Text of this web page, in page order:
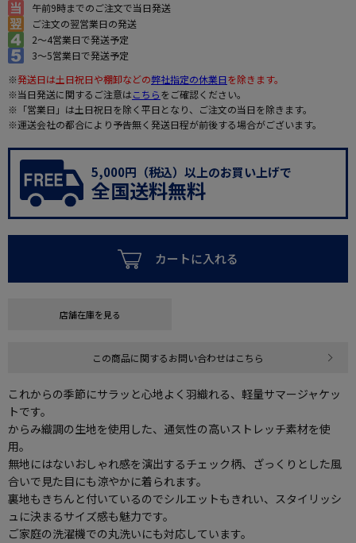
午前9時までのご注文で当日発送
ご注文の翌営業日の発送
2～4営業日で発送予定
3～5営業日で発送予定
※発送日は土日祝日や棚卸などの弊社指定の休業日を除きます。
※当日発送に関するご注意はこちらをご確認ください。
※「営業日」は土日祝日を除く平日となり、ご注文の当日を除きます。
※運送会社の都合により予告無く発送日程が前後する場合がございます。
5,000円（税込）以上のお買い上げで
全国送料無料
カートに入れる
店舗在庫を見る
この商品に関するお問い合わせはこちら
これからの季節にサラッと心地よく羽織れる、軽量サマージャケッ
トです。
からみ織調の生地を使用した、通気性の高いストレッチ素材を使
用。
無地にはないおしゃれ感を演出するチェック柄、ざっくりとした風
合いで見た目にも涼やかに着られます。
裏地もきちんと付いているのでシルエットもきれい、スタイリッシ
ュに決まるサイズ感も魅力です。
ご家庭の洗濯機での丸洗いにも対応しています。